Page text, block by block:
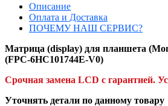
Описание
Оплата и Доставка
ПОЧЕМУ НАШ СЕРВИС?
Матрица (display) для планшета (
(FPC-6HC101744E-V0)
Срочная замена LCD с гарантией.
Уточнять детали по данному товару